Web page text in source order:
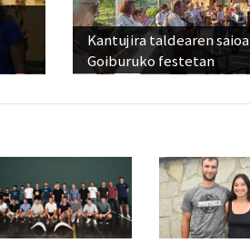
Kantujira taldearen saioa
Goiburuko festetan